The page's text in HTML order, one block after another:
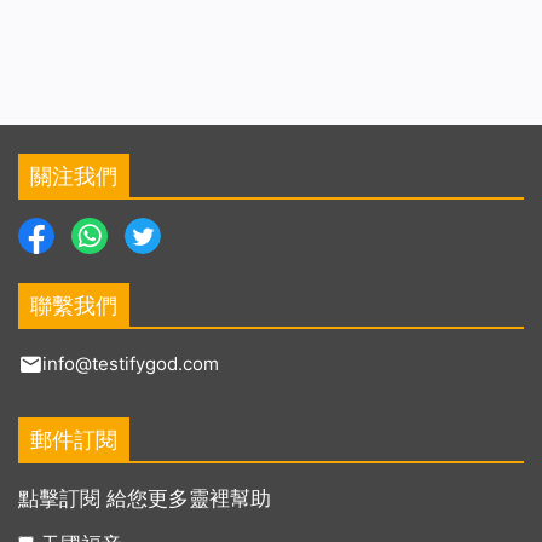
關注我們
聯繫我們
info@testifygod.com
郵件訂閱
點擊訂閱 給您更多靈裡幫助